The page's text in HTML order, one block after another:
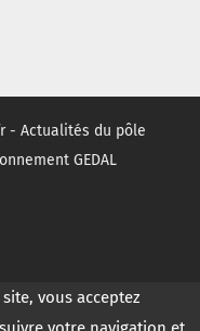
- Actualités du pôle
GEDAL
vous acceptez